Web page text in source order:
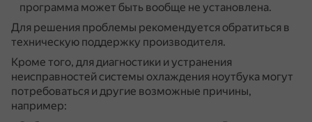
программа может быть вообще не установлена.
Для решения проблемы рекомендуется обратиться в
техническую поддержку производителя.
Кроме того, для диагностики и устранения
неисправностей системы охлаждения ноутбука могут
потребоваться и другие возможные причины,
например: